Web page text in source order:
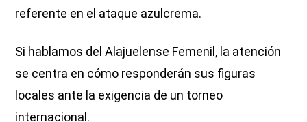
referente en el ataque azulcrema.
Si hablamos del Alajuelense Femenil, la atención
se centra en cómo responderán sus figuras
locales ante la exigencia de un torneo
internacional.